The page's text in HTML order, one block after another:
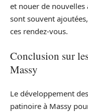
et nouer de nouvelles
sont souvent
ces rendez-vous.
Conclusion sur
Massy
Le développement
patinoire à Massy